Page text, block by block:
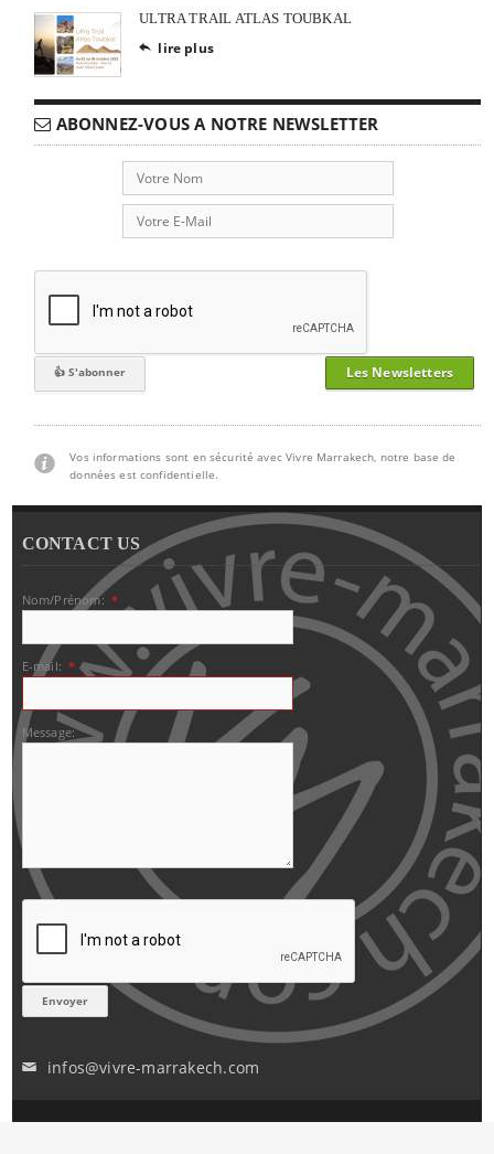
ULTRA TRAIL ATLAS TOUBKAL
 lire plus
ABONNEZ-VOUS A NOTRE NEWSLETTER
Les Newsletters
Vos informations sont en sécurité avec Vivre Marrakech, notre base de
données est confidentielle.
CONTACT US
Nom/Prénom: *
E-mail: *
Message:
✉ infos@vivre-marrakech.com